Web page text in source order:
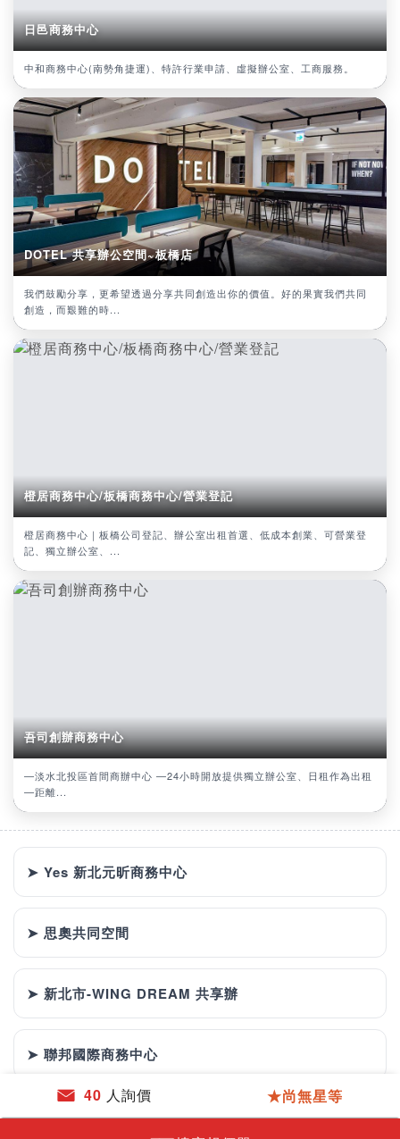
日邑商務中心
中和商務中心(南勢角捷運)、特許行業申請、虛擬辦公室、工商服務。
DOTEL 共享辦公空間~板橋店
我們鼓勵分享，更希望透過分享共同創造出你的價值。好的果實我們共同
創造，而艱難的時...
橙居商務中心/板橋商務中心/營業登記
橙居商務中心｜板橋公司登記、辦公室出租首選、低成本創業、可營業登
記、獨立辦公室、...
吾司創辦商務中心
—淡水北投區首間商辦中心 —24小時開放提供獨立辦公室、日租作為出租
—距離...
➤ Yes 新北元昕商務中心
➤ 思奧共同空間
➤ 新北市-WING DREAM 共享辦
➤ 聯邦國際商務中心
40 人詢價 ★尚無星等